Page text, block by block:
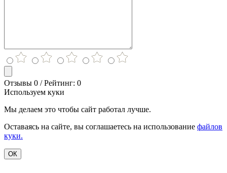
Отзывы 0 / Рейтинг: 0
Используем куки
Мы делаем это чтобы сайт работал лучше.
Оставаясь на сайте, вы соглашаетесь на использование файлов
куки.
ОК